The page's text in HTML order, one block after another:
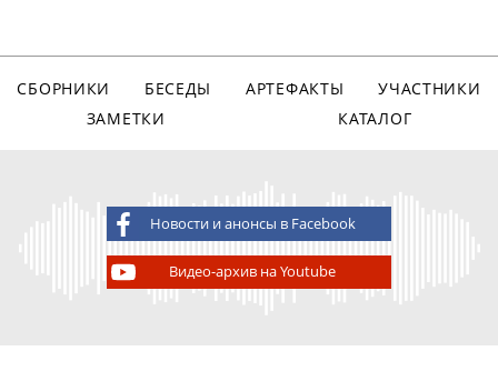
СБОРНИКИ БЕСЕДЫ АРТЕФАКТЫ
УЧАСТНИКИ
ЗАМЕТКИ
КАТАЛОГ
Новости и анонсы в Facebook
Видео-архив на Youtube